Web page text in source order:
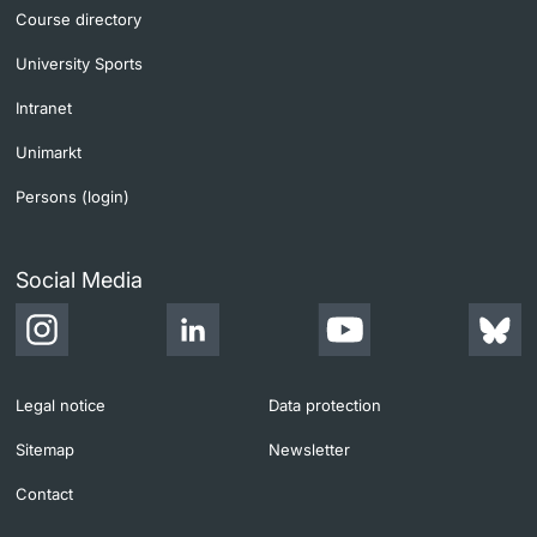
Course directory
University Sports
Intranet
Unimarkt
Persons (login)
Social Media
Legal notice Data protection
Sitemap Newsletter
Contact